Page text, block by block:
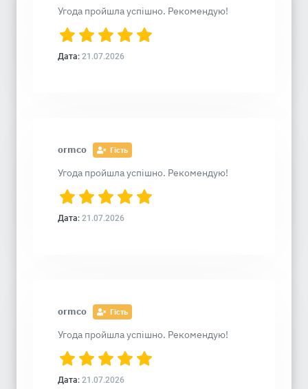
Угода пройшла успішно. Рекомендую!
Дата: 21.07.2026
ormco Гість
Угода пройшла успішно. Рекомендую!
Дата: 21.07.2026
ormco Гість
Угода пройшла успішно. Рекомендую!
Дата: 21.07.2026